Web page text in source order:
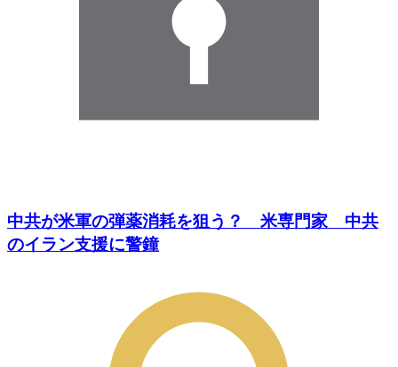
中共が米軍の弾薬消耗を狙う？ 米専門家 中共
のイラン支援に警鐘